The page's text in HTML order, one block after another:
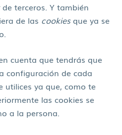
de terceros. Y también
de las cookiesque ya se
cuenta que tendrás que
configuración de cada
utilices ya que, como te
las cookies se
a la persona.